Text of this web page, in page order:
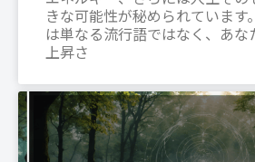
きな可能性が秘められています
は単なる流行語ではなく、あな
上昇さ